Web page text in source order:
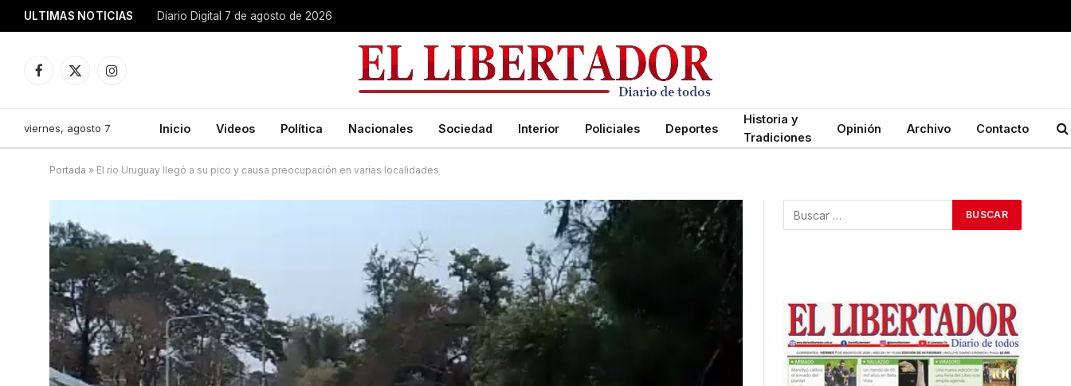
ULTIMAS NOTICIAS Diario Digital 7 de agosto de 2026
Facebook
X
Instagram
viernes, agosto 7 Inicio Videos Política Nacionales Sociedad Interior Policiales Deportes
Historia y
Tradiciones
Opinión Archivo Contacto
Portada » El río Uruguay llegó a su pico y causa preocupación en varias localidades